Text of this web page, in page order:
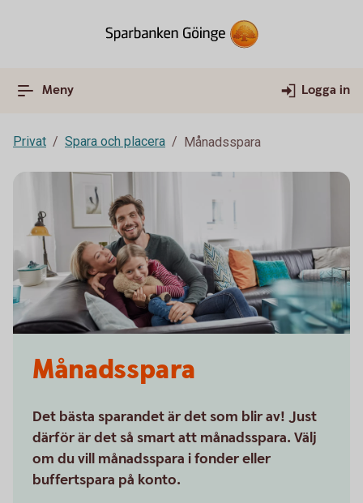
Meny Logga in
Privat Spara och placera Månadsspara
Månadsspara
Det bästa sparandet är det som blir av! Just
därför är det så smart att månadsspara. Välj
om du vill månadsspara i fonder eller
buffertspara på konto.